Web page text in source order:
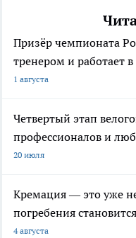
Призёр чемпионата
тренером и работает в
1 августа
Четвертый этап
профессионалов и
20 июля
Кремация — это уже
погребения
4 августа